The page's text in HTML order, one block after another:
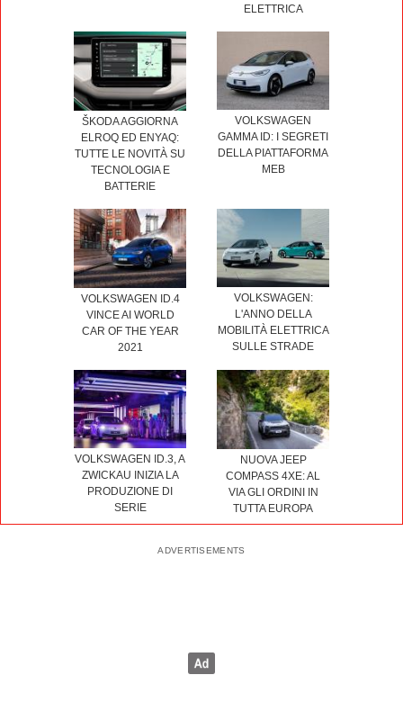
ELETTRICA
ŠKODA AGGIORNA
ELROQ ED ENYAQ:
TUTTE LE NOVITÀ SU
TECNOLOGIA E
BATTERIE
VOLKSWAGEN
GAMMA ID: I SEGRETI
DELLA PIATTAFORMA
MEB
VOLKSWAGEN ID.4
VINCE AI WORLD
CAR OF THE YEAR
2021
VOLKSWAGEN:
L'ANNO DELLA
MOBILITÀ ELETTRICA
SULLE STRADE
VOLKSWAGEN ID.3, A
ZWICKAU INIZIA LA
PRODUZIONE DI
SERIE
NUOVA JEEP
COMPASS 4XE: AL
VIA GLI ORDINI IN
TUTTA EUROPA